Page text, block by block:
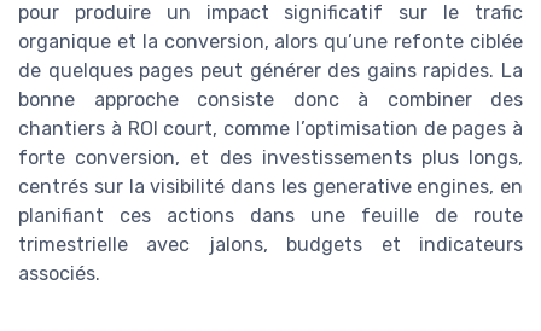
pour produire un impact significatif sur le trafic
organique et la conversion, alors qu’une refonte ciblée
de quelques pages peut générer des gains rapides. La
bonne approche consiste donc à combiner des
chantiers à ROI court, comme l’optimisation de pages à
forte conversion, et des investissements plus longs,
centrés sur la visibilité dans les generative engines, en
planifiant ces actions dans une feuille de route
trimestrielle avec jalons, budgets et indicateurs
associés.